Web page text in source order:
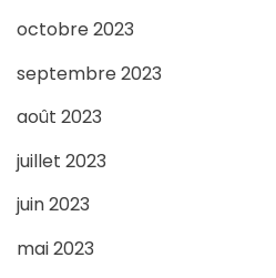
octobre 2023
septembre 2023
août 2023
juillet 2023
juin 2023
mai 2023